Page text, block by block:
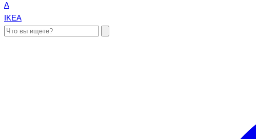
A
IKEA